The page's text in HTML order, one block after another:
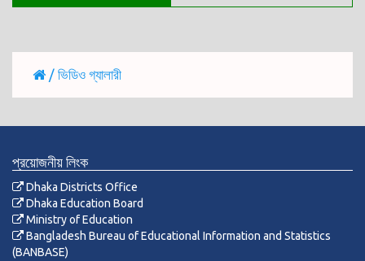
/ ভিডিও গ্যালারী
প্রয়োজনীয় লিংক
Dhaka Districts Office
Dhaka Education Board
Ministry of Education
Bangladesh Bureau of Educational Information and Statistics
(BANBASE)